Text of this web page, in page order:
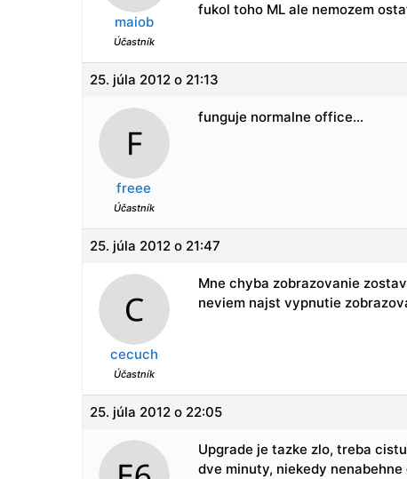
maiob
Účastník
fukol toho ML ale nemozem
25. júla 2012 o 21:13
freee
Účastník
funguje normalne office…
25. júla 2012 o 21:47
cecuch
Účastník
Mne chyba zobrazovanie
neviem najst vypnutie
25. júla 2012 o 22:05
Upgrade je tazke zlo, treba
dve minuty, niekedy